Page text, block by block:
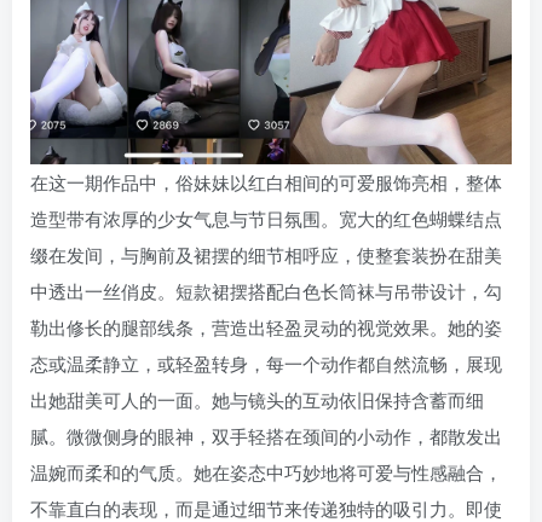
在这一期作品中，俗妹妹以红白相间的可爱服饰亮相，整体
造型带有浓厚的少女气息与节日氛围。宽大的红色蝴蝶结点
缀在发间，与胸前及裙摆的细节相呼应，使整套装扮在甜美
中透出一丝俏皮。短款裙摆搭配白色长筒袜与吊带设计，勾
勒出修长的腿部线条，营造出轻盈灵动的视觉效果。她的姿
态或温柔静立，或轻盈转身，每一个动作都自然流畅，展现
出她甜美可人的一面。她与镜头的互动依旧保持含蓄而细
腻。微微侧身的眼神，双手轻搭在颈间的小动作，都散发出
温婉而柔和的气质。她在姿态中巧妙地将可爱与性感融合，
不靠直白的表现，而是通过细节来传递独特的吸引力。即使